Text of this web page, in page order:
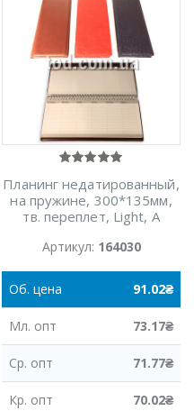
Планинг недатированный,
на пружине, 300*135мм,
тв. переплет, Light, А
Артикул: 164030
Об. цена 91.02₴
Мл. опт 73.17₴
Ср. опт 71.77₴
Кр. опт 70.02₴